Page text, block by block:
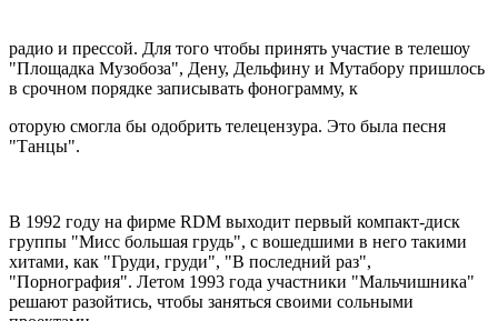
радио и прессой. Для того чтобы принять участие в телешоу
"Площадка Музобоза", Дену, Дельфину и Мутабору пришлось
в срочном порядке записывать фонограмму, к
оторую смогла бы одобрить телецензура. Это была песня
"Танцы".
В 1992 году на фирме RDM выходит первый компакт-диск
группы "Мисс большая грудь", с вошедшими в него такими
хитами, как "Груди, груди", "В последний раз",
"Порнография". Летом 1993 года участники "Мальчишника"
решают разойтись, чтобы заняться своими сольными